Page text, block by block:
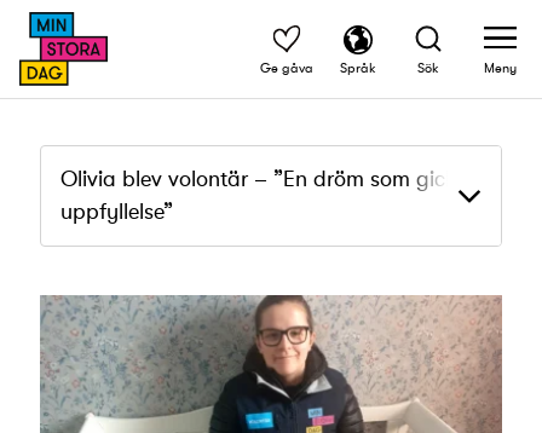
Ge gåva Språk Sök Meny
Olivia blev volontär – ”En dröm som gick i
uppfyllelse”